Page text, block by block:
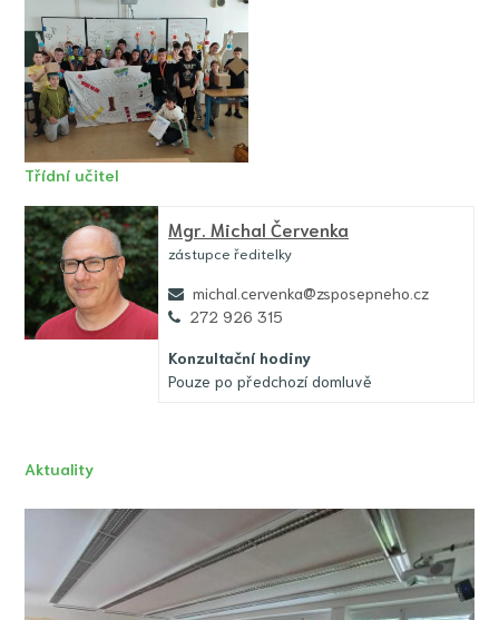
Třídní učitel
Mgr. Michal Červenka
zástupce ředitelky
michal.cervenka@zsposepneho.cz
272 926 315
Konzultační hodiny
Pouze po předchozí domluvě
Aktuality